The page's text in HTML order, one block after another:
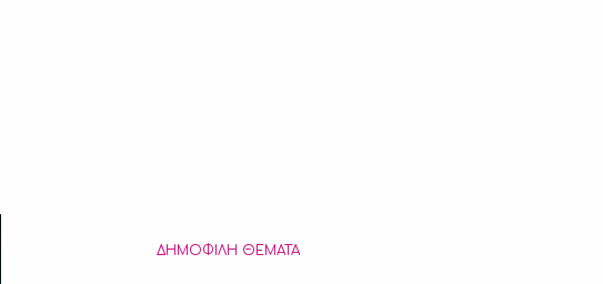
ΔΗΜΟΦΙΛΉ ΘΈΜΑΤΑ